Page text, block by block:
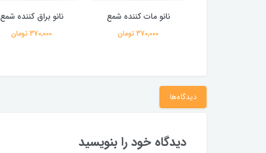
نانو مات کننده شمع
370,000 تومان
نانو براق کننده شمع
370,000 تومان
دیدگاه‌ها
دیدگاه خود را بنویسید